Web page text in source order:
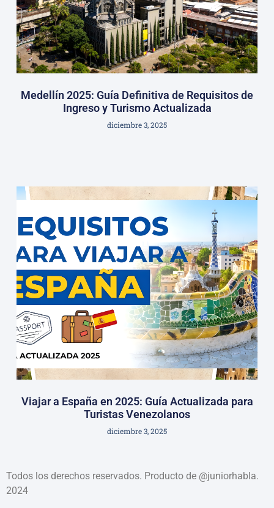
Medellín 2025: Guía Definitiva de Requisitos de
Ingreso y Turismo Actualizada
diciembre 3, 2025
Viajar a España en 2025: Guía Actualizada para
Turistas Venezolanos
diciembre 3, 2025
Todos los derechos reservados. Producto de @juniorhabla.
2024